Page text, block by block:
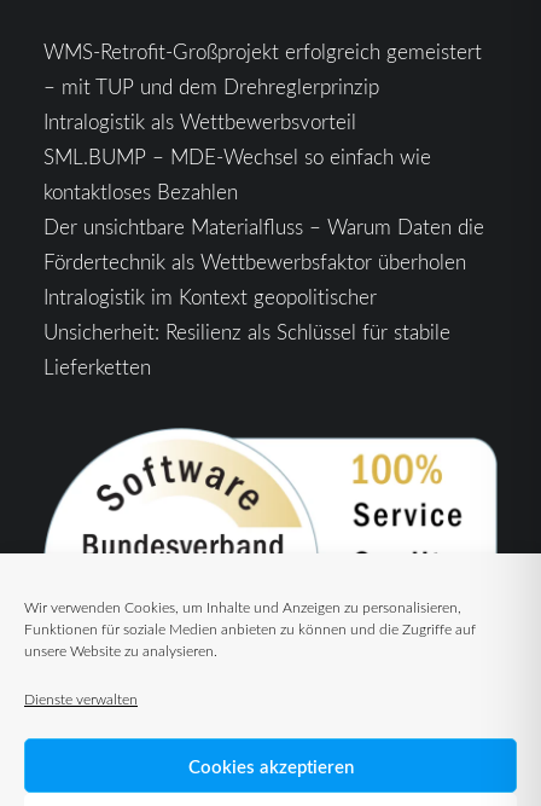
Wir verwenden Cookies, um Inhalte und Anzeigen zu personalisieren,
Funktionen für soziale Medien anbieten zu können und die Zugriffe auf
unsere Website zu analysieren.
Dienste verwalten
Cookies akzeptieren
WMS-Retrofit-Großprojekt erfolgreich gemeistert
– mit TUP und dem Drehreglerprinzip
Intralogistik als Wettbewerbsvorteil
SML.BUMP – MDE-Wechsel so einfach wie
kontaktloses Bezahlen
Der unsichtbare Materialfluss – Warum Daten die
Fördertechnik als Wettbewerbsfaktor überholen
Intralogistik im Kontext geopolitischer
Unsicherheit: Resilienz als Schlüssel für stabile
Lieferketten